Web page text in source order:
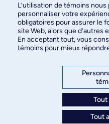
des relations publiques
3744, rue Jean-Brillant,
Montréal (Québec) H3T 1P1
L’utilisation de témoins
personnaliser votre
obligatoires pour assurer le
site Web, alors que
En acceptant tout, vous
témoins pour mieux
Tout